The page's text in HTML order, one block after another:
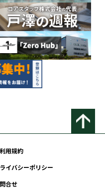
用規約
イバシーポリシー
合せ